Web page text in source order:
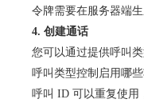
令牌需要在服务器端
4. 创建通话
您可以通过提供呼叫
呼叫类型控制启用哪
呼叫 ID 可以重复使用